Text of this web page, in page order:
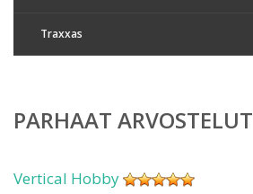
Traxxas
PARHAAT ARVOSTELUT
Vertical Hobby